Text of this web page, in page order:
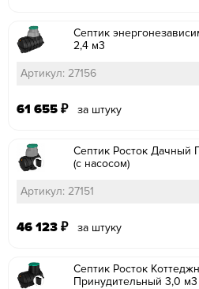
Септик
2,4 м3
Артикул: 27156
61 655 ₽ за штуку
Септик Росток Дачный
(с насосом)
Артикул: 27151
46 123 ₽ за штуку
Септик Росток
Принудительный 3,0 м3